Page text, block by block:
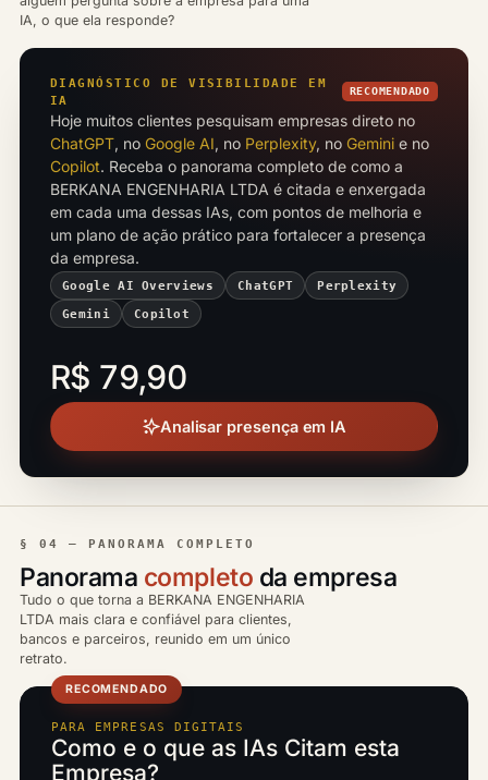
IA, o que ela responde?
DIAGNÓSTICO DE VISIBILIDADE EM
IA
RECOMENDADO
Hoje muitos clientes pesquisam empresas direto no
ChatGPT, no Google AI, no Perplexity, no Gemini e no
Copilot. Receba o panorama completo de como a
BERKANA ENGENHARIA LTDA é citada e enxergada
em cada uma dessas IAs, com pontos de melhoria e
um plano de ação prático para fortalecer a presença
da empresa.
Google AI Overviews ChatGPT Perplexity
Gemini Copilot
R$ 79,90
Analisar presença em IA
§ 04 — PANORAMA COMPLETO
Panorama completo da empresa
Tudo o que torna a BERKANA ENGENHARIA
LTDA mais clara e confiável para clientes,
bancos e parceiros, reunido em um único
retrato.
RECOMENDADO
PARA EMPRESAS DIGITAIS
Como e o que as IAs Citam esta
Empresa?